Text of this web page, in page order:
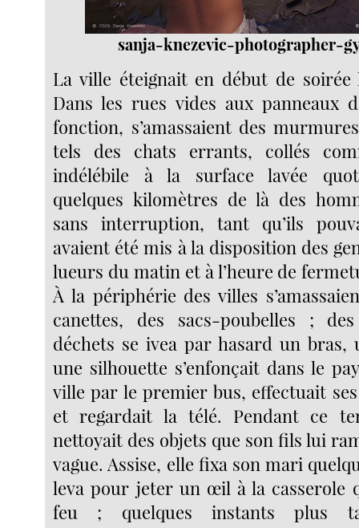
sanja-knezevic-photographer-
La ville éteignait en début de soirée
Dans les rues vides aux panneaux
fonction, s’amassaient des
tels des chats errants, collés
indélébile à la surface lavée
quelques kilomètres de là des
sans interruption, tant qu’ils
avaient été mis à la disposition des
lueurs du matin et à l’heure de
À la périphérie des villes
canettes, des sacs-poubelles ;
déchets se ivea par hasard un
une silhouette s’enfonçait dans le
ville par le premier bus, effectuait
et regardait la télé. Pendant ce
nettoyait des objets que son fils lui
vague. Assise, elle fixa son mari
leva pour jeter un œil à la casserole
feu ; quelques instants plus